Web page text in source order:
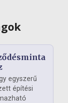
egyszerű
építési